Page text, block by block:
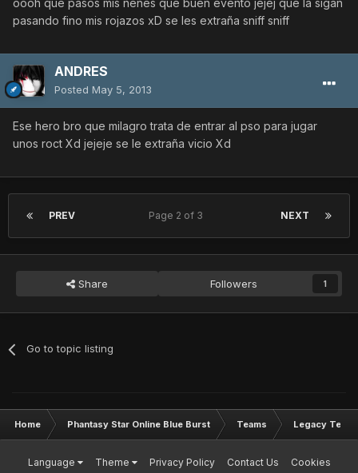
oooh que pasos mis nenes que buen evento jejej que la sigan
pasando fino mis rojazos xD se les extraña sniff sniff
ANDRES
Posted May 5, 2013
Ese hero bro que milagro trata de entrar al pso para jugar
unos roct Xd jejeje se le extraña vicio Xd
PREV NEXT
Page 2 of 3
Share Followers 1
Go to topic listing
Home Phantasy Star Online Blue Burst Teams Legacy
Language Theme Privacy Policy Contact Us
Cookies